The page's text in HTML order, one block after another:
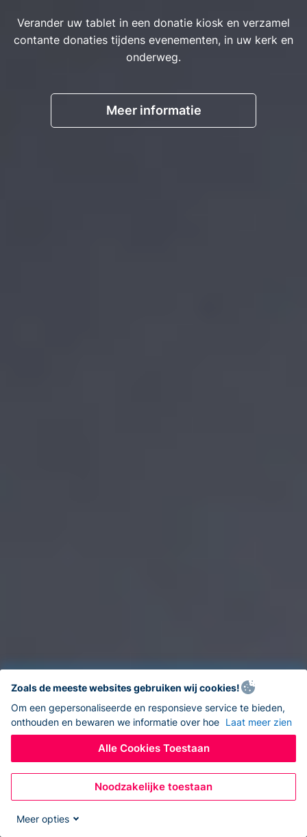
Verander uw tablet in een donatie kiosk en verzamel
contante donaties tijdens evenementen, in uw kerk en
onderweg.
Meer informatie
Zoals de meeste websites gebruiken wij cookies!
Om een gepersonaliseerde en responsieve service te bieden,
onthouden en bewaren we informatie over hoe Laat meer zien
Alle Cookies Toestaan
Noodzakelijke toestaan
Meer opties